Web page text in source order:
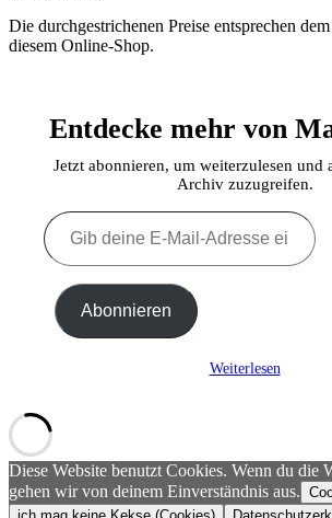
Die durchgestrichenen Preise entsprechen
diesem Online-Shop.
Entdecke mehr von
Jetzt abonnieren, um weiterzulesen und
Archiv zuzugreifen.
Gib
deine
E-
Adresse
ein ... Abonnieren
Weiterlesen
Diese Website benutzt Cookies. Wenn du die
gehen wir von deinem Einverständnis aus.